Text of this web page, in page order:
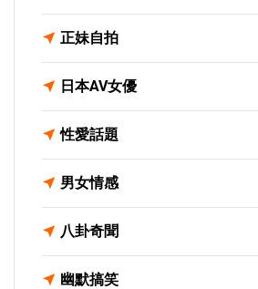
正妹自拍
日本AV女優
性愛話題
男女情感
八卦奇聞
幽默搞笑